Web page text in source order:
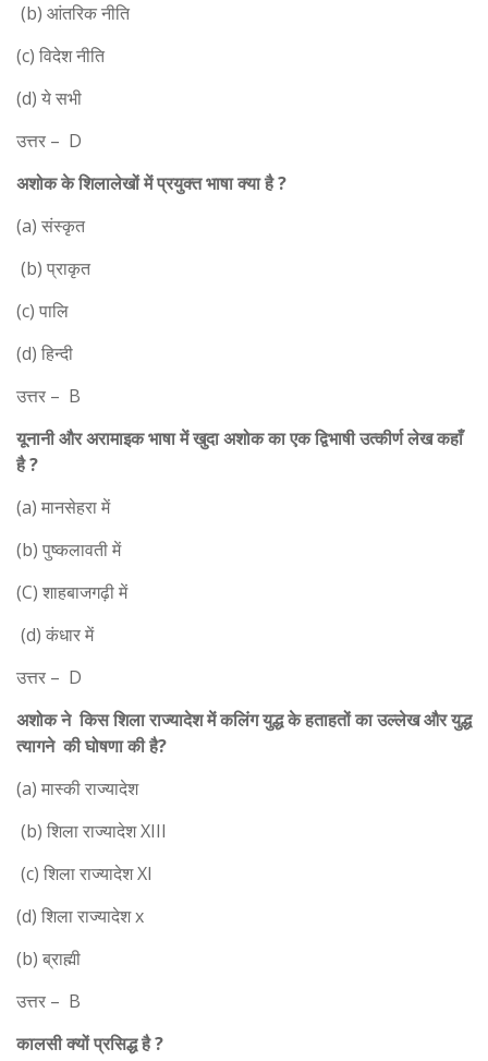
(b) आंतरिक नीति
(c) विदेश नीति
(d) ये सभी
उत्तर – D
अशोक के शिलालेखों में प्रयुक्त भाषा क्या है ?
(a) संस्कृत
(b) प्राकृत
(c) पालि
(d) हिन्दी
उत्तर – B
यूनानी और अरामाइक भाषा में खुदा अशोक का एक द्विभाषी उत्कीर्ण लेख कहाँ
है ?
(a) मानसेहरा में
(b) पुष्कलावती में
(C) शाहबाजगढ़ी में
(d) कंधार में
उत्तर – D
अशोक ने किस शिला राज्यादेश में कलिंग युद्ध के हताहतों का उल्लेख और युद्ध
त्यागने की घोषणा की है?
(a) मास्की राज्यादेश
(b) शिला राज्यादेश XIII
(c) शिला राज्यादेश XI
(d) शिला राज्यादेश x
(b) ब्राह्मी
उत्तर – B
कालसी क्यों प्रसिद्ध है ?